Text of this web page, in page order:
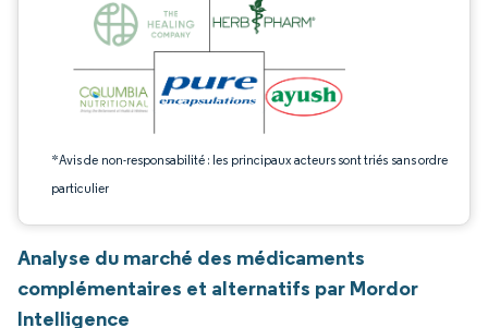
*Avis de non-responsabilité : les principaux acteurs sont triés sans ordre
particulier
Analyse du marché des médicaments
complémentaires et alternatifs par Mordor
Intelligence